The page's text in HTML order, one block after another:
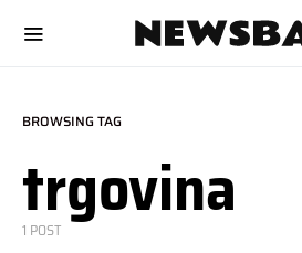
BROWSING TAG
trgovina
1 POST